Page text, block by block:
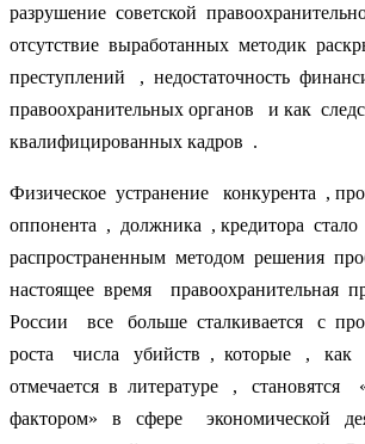
разрушение советской
отсутствие выработанных методик
преступлений , недостаточность
правоохранительных органов и как
квалифицированных кадров .
Физическое устранение конкурента ,
оппонента , должника , кредитора стало
распространенным методом решения
настоящее время правоохранительная
России все больше сталкивается с
роста числа убийств , которые , как
отмечается в литературе ,
фактором» в сфере экономической